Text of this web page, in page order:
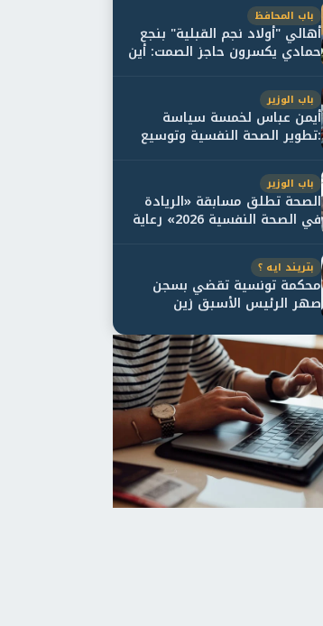
باب المحافظ
أهالي "أولاد نجم القبلية" بنجع
حمادي يكسرون حاجز الصمت: أين
حقيقة...
باب الوزير
أيمن عباس لخمسة سياسة
:تطوير الصحة النفسية وتوسيع
خدمات العلاج و...
باب الوزير
الصحة تطلق مسابقة «الريادة
في الصحة النفسية 2026» رعاية
نفسية اف...
بتريند ايه ؟
محكمة تونسية تقضي بسجن
صهر الرئيس الأسبق زين
العابدين بن علي لمدة...